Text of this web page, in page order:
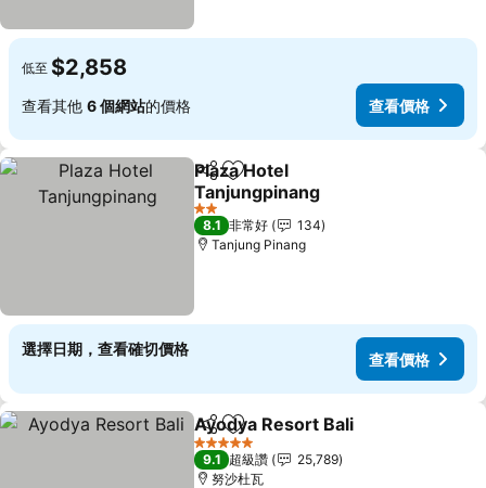
低至 $2,858
查看其他 6 個網站的價格 查看價格
分享 加入我的最愛
Plaza Hotel
Tanjungpinang
查看價格
2 星級
8.1 非常好
134
Tanjung Pinang
選擇日期，查看確切價格
查看價格
分享 加入我的最愛
Ayodya Resort Bali
5 星級
9.1 超級讚
25,789
努沙杜瓦